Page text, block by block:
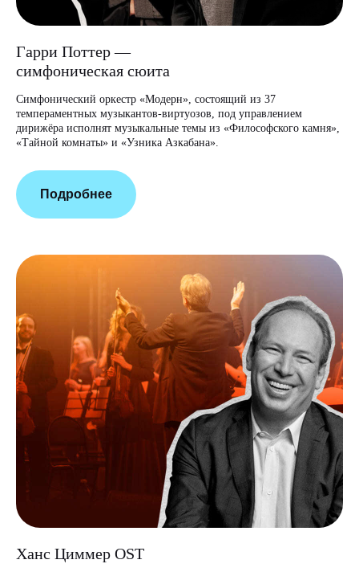
Гарри Поттер —
симфоническая сюита
Симфонический оркестр «Модерн», состоящий из 37
темпераментных музыкантов-виртуозов, под управлением
дирижёра исполнят музыкальные темы из «Философского камня»,
«Тайной комнаты» и «Узника Азкабана».
Подробнее
Ханс Циммер OST